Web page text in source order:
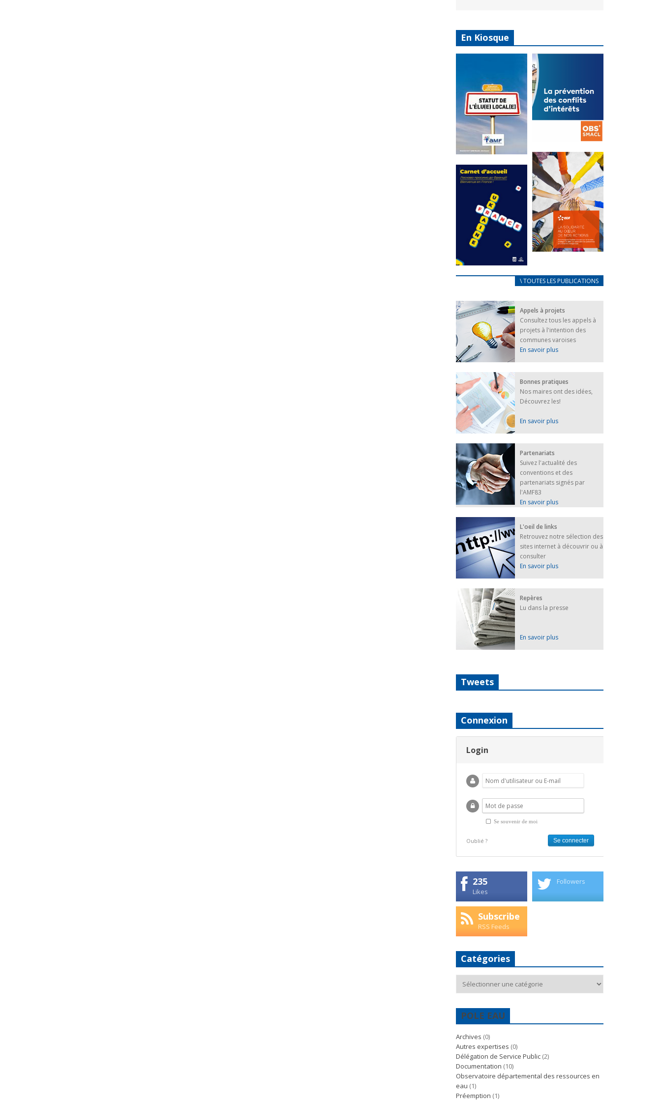
En Kiosque
Statut de
l’élu local
Mise à jour avril
2024
FEUILLETER
La
prévention
des conflits
d’intérêts
18 septembre 2023
FEUILLETER
au coeur de
nos actions
FEUILLETER
FRANÇAIS/UKRAINIEN
25 avril 2022
Afin
d’accompagner
au mieux les
réfugiés
ukrainiens arrivés
en France,...
FEUILLETER
\ TOUTES LES PUBLICATIONS
Appels à projets
Consultez tous les appels à
projets à l'intention des
communes varoises
En savoir plus
Bonnes pratiques
Nos maires ont des idées,
Découvrez les!
En savoir plus
Partenariats
Suivez l'actualité des
conventions et des
partenariats signés par
l'AMF83
En savoir plus
L'oeil de links
Retrouvez notre sélection des
sites internet à découvrir ou à
consulter
En savoir plus
Repères
Lu dans la presse
En savoir plus
Tweets
Connexion
Login
Se souvenir de moi
Oublié ?
235
Likes
Followers
Subscribe
RSS Feeds
Catégories
POLE EAU
Archives (0)
Autres expertises (0)
Délégation de Service Public (2)
Documentation (10)
Observatoire départemental des ressources en
eau (1)
Préemption (1)